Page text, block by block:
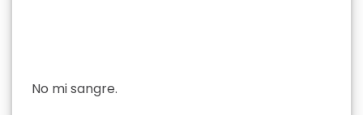
No mi sangre.